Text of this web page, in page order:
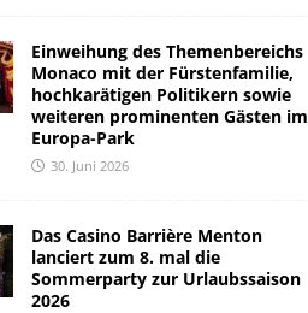
Einweihung des Themenbereichs
Monaco mit der Fürstenfamilie,
hochkarätigen Politikern sowie
weiteren prominenten Gästen im
Europa-Park
30. Juni 2026
Das Casino Barrière Menton
lanciert zum 8. mal die
Sommerparty zur Urlaubssaison
2026